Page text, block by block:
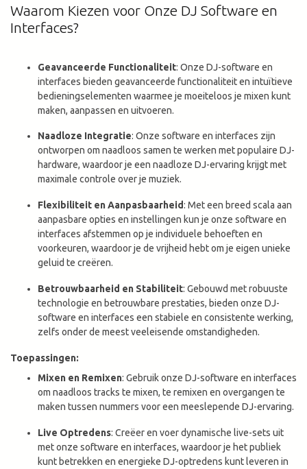
Waarom Kiezen voor Onze DJ Software en
Interfaces?
Geavanceerde Functionaliteit: Onze DJ-software en
interfaces bieden geavanceerde functionaliteit en intuïtieve
bedieningselementen waarmee je moeiteloos je mixen kunt
maken, aanpassen en uitvoeren.
Naadloze Integratie: Onze software en interfaces zijn
ontworpen om naadloos samen te werken met populaire DJ-
hardware, waardoor je een naadloze DJ-ervaring krijgt met
maximale controle over je muziek.
Flexibiliteit en Aanpasbaarheid: Met een breed scala aan
aanpasbare opties en instellingen kun je onze software en
interfaces afstemmen op je individuele behoeften en
voorkeuren, waardoor je de vrijheid hebt om je eigen unieke
geluid te creëren.
Betrouwbaarheid en Stabiliteit: Gebouwd met robuuste
technologie en betrouwbare prestaties, bieden onze DJ-
software en interfaces een stabiele en consistente werking,
zelfs onder de meest veeleisende omstandigheden.
Toepassingen:
Mixen en Remixen: Gebruik onze DJ-software en interfaces
om naadloos tracks te mixen, te remixen en overgangen te
maken tussen nummers voor een meeslepende DJ-ervaring.
Live Optredens: Creëer en voer dynamische live-sets uit
met onze software en interfaces, waardoor je het publiek
kunt betrekken en energieke DJ-optredens kunt leveren in